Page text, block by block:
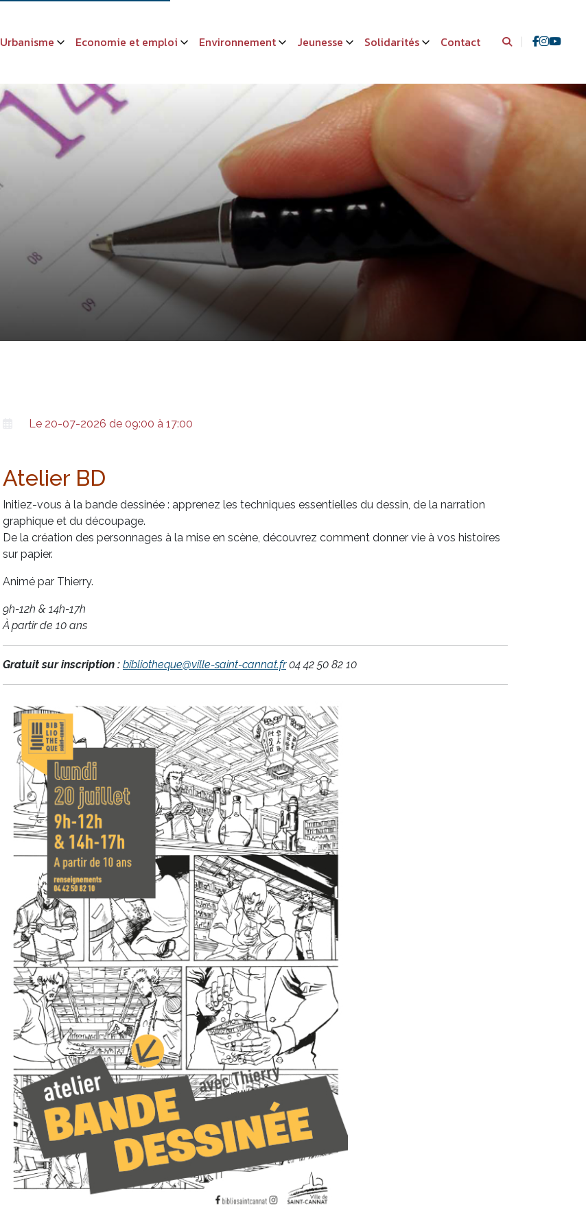
Urbanisme Economie et emploi Environnement Jeunesse Solidarités Contact
Le 20-07-2026 de 09:00 à 17:00
Atelier BD
Initiez-vous à la bande dessinée : apprenez les techniques essentielles du dessin, de la narration
graphique et du découpage.
De la création des personnages à la mise en scène, découvrez comment donner vie à vos histoires
sur papier.
Animé par Thierry.
9h-12h & 14h-17h
À partir de 10 ans
Gratuit sur inscription : bibliotheque@ville-saint-cannat.fr04 42 50 82 10